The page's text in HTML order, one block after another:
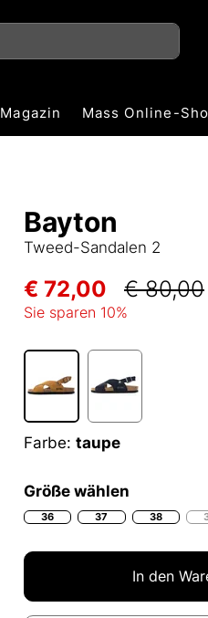
Magazin Mass Online-
Bayton
Tweed-Sandalen 2
€ 72,00 € 80,00
Sie sparen 10%
Farbe: taupe
Größe wählen
36 37 38
In den